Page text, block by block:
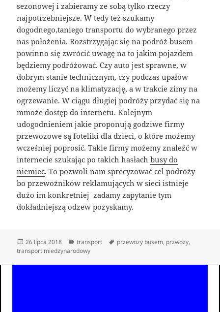
sezonowej i zabieramy ze sobą tylko rzeczy
najpotrzebniejsze. W tedy też szukamy
dogodnego,taniego transportu do wybranego przez
nas położenia. Rozstrzygając się na podróż busem
powinno się zwrócić uwagę na to jakim pojazdem
będziemy podróżować. Czy auto jest sprawne, w
dobrym stanie technicznym, czy podczas upałów
możemy liczyć na klimatyzację, a w trakcie zimy na
ogrzewanie. W ciągu długiej podróży przydać się na
mmoże dostęp do internetu. Kolejnym
udogodnieniem jakie proponują godziwe firmy
przewozowe są foteliki dla dzieci, o które możemy
wcześniej poprosić. Takie firmy możemy znaleźć w
internecie szukając po takich hasłachbusy do
niemiec. To pozwoli nam sprecyzować cel podróży
bo przewoźników reklamujących w sieci istnieje
dużo im konkretniej zadamy zapytanie tym
dokładniejszą odzew pozyskamy.
Data
publikacji
26 lipca 2018 Kategorie
transport Tagi
przewozy busem, przwozy,
transport miedzynarodowy